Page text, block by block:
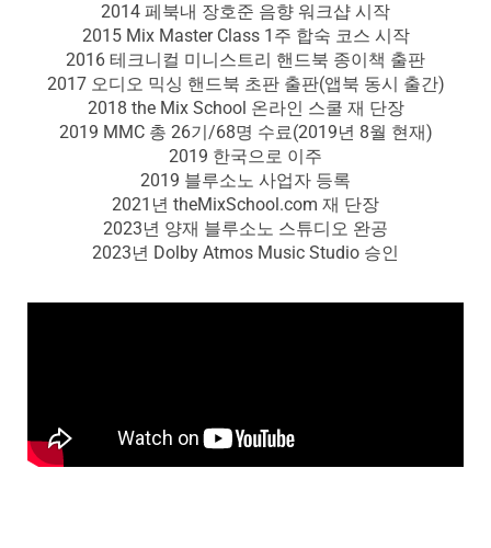
2014 페북내 장호준 음향 워크샵 시작
2015 Mix Master Class 1주 합숙 코스 시작
2016 테크니컬 미니스트리 핸드북 종이책 출판
2017 오디오 믹싱 핸드북 초판 출판(앱북 동시 출간)
2018 the Mix School 온라인 스쿨 재 단장
2019 MMC 총 26기/68명 수료(2019년 8월 현재)
2019 한국으로 이주
2019 블루소노 사업자 등록
2021년 theMixSchool.com 재 단장
2023년 양재 블루소노 스튜디오 완공
2023년 Dolby Atmos Music Studio 승인